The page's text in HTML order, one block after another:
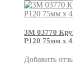
3М 03770
P120 75мм х
Добавить